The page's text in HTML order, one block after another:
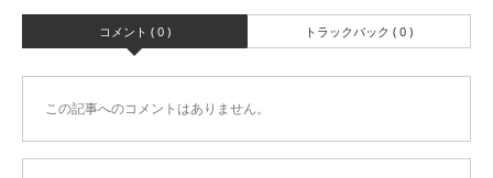
コメント ( 0 ) トラックバック ( 0 )
この記事へのコメントはありません。